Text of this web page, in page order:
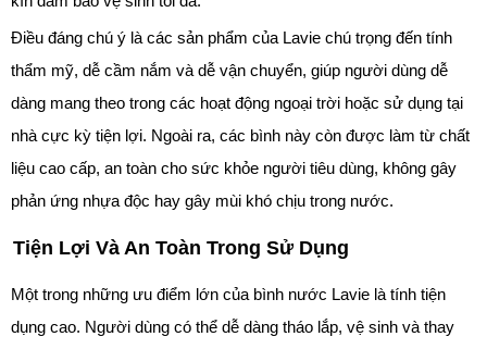
Điều đáng chú ý là các sản phẩm của Lavie chú trọng đến tính
thẩm mỹ, dễ cầm nắm và dễ vận chuyển, giúp người dùng dễ
dàng mang theo trong các hoạt động ngoại trời hoặc sử dụng tại
nhà cực kỳ tiện lợi. Ngoài ra, các bình này còn được làm từ chất
liệu cao cấp, an toàn cho sức khỏe người tiêu dùng, không gây
phản ứng nhựa độc hay gây mùi khó chịu trong nước.
Tiện Lợi Và An Toàn Trong Sử Dụng
Một trong những ưu điểm lớn của bình nước Lavie là tính tiện
dụng cao. Người dùng có thể dễ dàng tháo lắp, vệ sinh và thay